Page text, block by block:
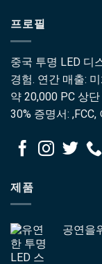
프로필
중국 투명 LED 디
경험. 연간 매출:
약 20,000 PC 상
30% 증명서: ,FCC,
제품
공연을